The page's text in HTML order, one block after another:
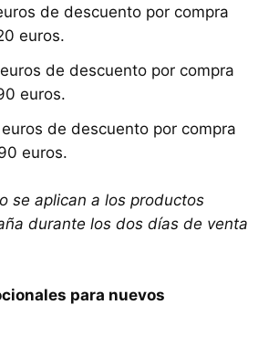
de descuento por compra
euros.
de descuento por compra
euros.
de descuento por compra
euros.
se aplican a los productos
durante los dos días de venta
para nuevos